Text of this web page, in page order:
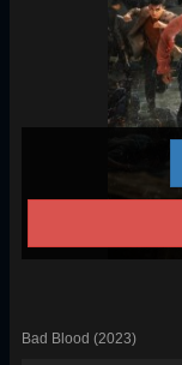
Bad Blood (2023)